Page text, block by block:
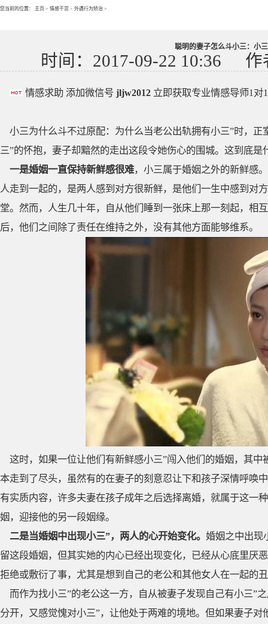
您当前的位置： 主页 > 情感干货 > 外遇行为矫治 >
聪明的妻子怎么斗小三：小
时间：2017-09-22 10:36 作
情感求助 添加微信号 jljw2012 立即获取专业情感导师1对
小三为什么斗不过原配：为什么当老公出轨拥有小三”时，
三”的怀抱，妻子却黯然的走出这段令她伤心的围城。这到底是
一是婚姻一直保持新鲜感很难，小三属于婚姻之外的新鲜感
人走到一起的，是两人感到对方很新鲜，是他们一生中感到对
堂。然而，人生几十年，自从他们睡到一张床上那一刻起，相
后，他们之间除了责任在维持之外，没有其他方面能够维系。
这时，如果一位让他们有新鲜感小三”闯入他们的婚姻，其
本走到了尽头，虽然有的在妻子的刻意忍让下和孩子深情呼唤
有实质内容，许多夫妻在孩子成年之后选择离婚，就属于这一
姻，迎接他的另一段姻缘。
二是当婚姻中出现小三”，两人的心开始变化。 婚姻之中出现
留这段婚姻，但其实她的内心已经出现变化，已经从心底里厌
拒绝或敷衍了事，尤其是想到自己的老公和其他女人在一起的
而作为找小三”的老公这一方，自从被妻子发现自己有小三”
分开，又感觉愧对小三”，让他处于两难的境地。但如果妻子